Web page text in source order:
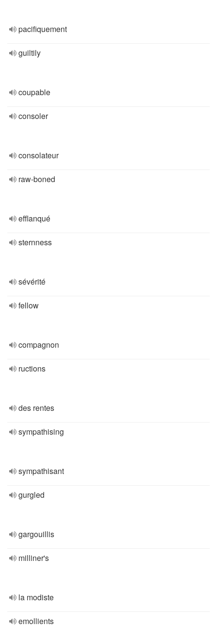
pacifiquement
guiltily
coupable
consoler
consolateur
raw-boned
efflanqué
sternness
sévérité
fellow
compagnon
ructions
des rentes
sympathising
sympathisant
gurgled
gargouillis
milliner's
la modiste
emollients